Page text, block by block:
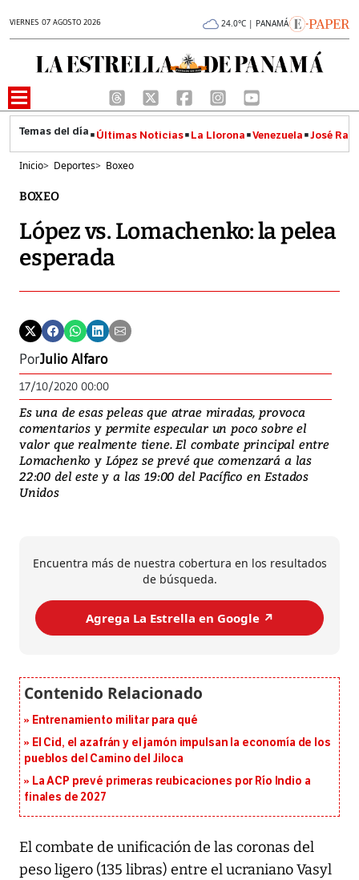
VIERNES 07 AGOSTO 2026 24.0°C | PANAMÁ
Últimas Noticias La Llorona Venezuela José
Inicio> Deportes> Boxeo
BOXEO
López vs. Lomachenko: la pelea
esperada
PorJulio Alfaro
17/10/2020 00:00
Es una de esas peleas que atrae miradas, provoca
comentarios y permite especular un poco sobre el
valor que realmente tiene. El combate principal entre
Lomachenko y López se prevé que comenzará a las
22:00 del este y a las 19:00 del Pacífico en Estados
Unidos
Encuentra más de nuestra cobertura en los resultados
de búsqueda.
Agrega La Estrella en Google ↗️
Entrenamiento militar para qué
El Cid, el azafrán y el jamón impulsan la economía de los
pueblos del Camino del Jiloca
La ACP prevé primeras reubicaciones por Río Indio a
finales de 2027
El combate de unificación de las coronas del
peso ligero (135 libras) entre el ucraniano Vasyl